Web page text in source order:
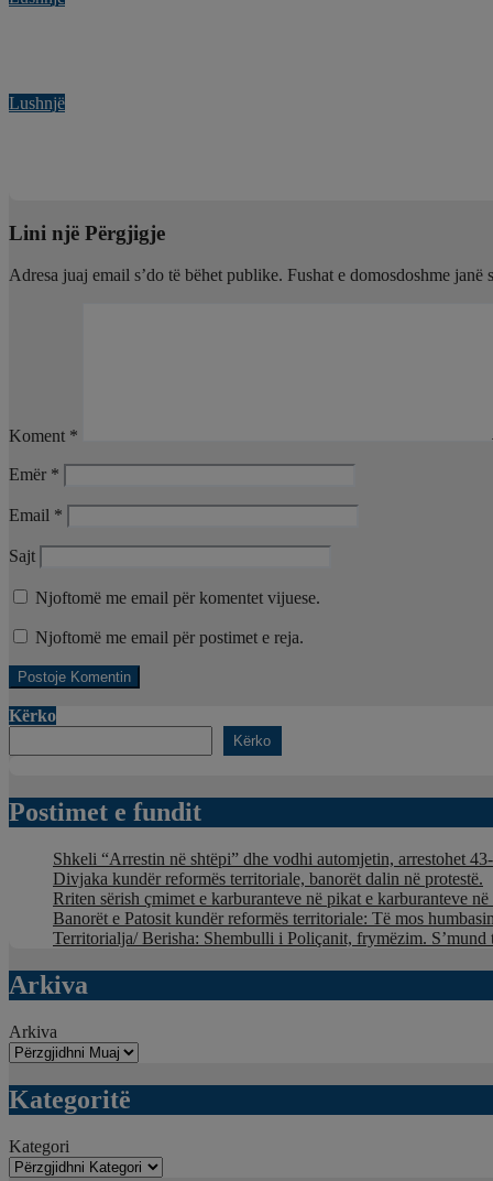
Lushnjë
Lini një Përgjigje
Adresa juaj email s’do të bëhet publike. Fushat e domosdoshme janë
Koment *
Emër *
Email *
Sajt
Njoftomë me email për komentet vijuese.
Njoftomë me email për postimet e reja.
Kërko
Kërko
Postimet e fundit
Shkeli “Arrestin në shtëpi” dhe vodhi automjetin, arrestohet
Divjaka kundër reformës territoriale, banorët dalin në protestë.
Rriten sërish çmimet e karburanteve në pikat e karburanteve
Banorët e Patosit kundër reformës territoriale: Të mos
Territorialja/ Berisha: Shembulli i Poliçanit, frymëzim.
Arkiva
Arkiva
Kategoritë
Kategori